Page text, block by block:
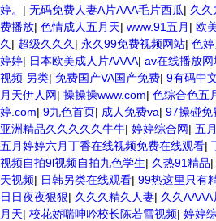
婷。 | 无码免费人妻A片AAA毛片西瓜| 久久
费播放| 色情成人五月天| www.91五月 | 欧
久 | 超级久久久 | 永久99免费视频网站| 色
婷婷| 日本欧美成人片AAAA| av在线播放网
视频 另类| 免费国产VA国产免费| 9有码中
月天伊人网| 操操操www.com| 色综合色五
婷.com| 9九色首页| 成人免费va| 97操碰免
亚洲精品久久久久久牛牛| 婷婷综合网| 五
五月婷婷六月丁香在线视频免费在线观看|
视频自拍9l视频自拍九色学生| 久热91精品|
天视频| 日韩另类在线观看| 99热这里只有
日日夜夜狠狠| 久久久精久人妻| 久久
月天| 校花娇喘呻吟校长陈若雪视频| 婷婷